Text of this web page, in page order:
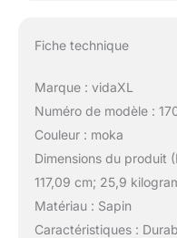
Fiche technique
Marque : vidaXL
Numéro de modèle :
Couleur : moka
Dimensions du produit
117,09 cm; 25,9
Matériau : Sapin
Caractéristiques :